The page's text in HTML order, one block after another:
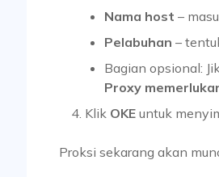
Nama host –
Pelabuhan –
Bagian opsional:
Proxy
Klik OKE untuk
Proksi sekarang akan